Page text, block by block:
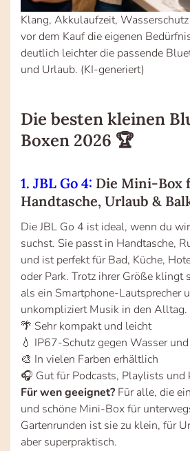
Klang, Akkulaufzeit,
vor dem Kauf die eigenen
deutlich leichter die passende
und Urlaub. (KI-generiert)
Die besten kleinen
Boxen 2026 🏆
1. JBL Go 4: Die Mini-Box
Handtasche, Urlaub &
Die JBL Go 4 ist ideal, wenn du
suchst. Sie passt in Handtasche,
und ist perfekt für Bad, Küche,
oder Park. Trotz ihrer Größe klingt
als ein Smartphone-Lautsprecher
unkompliziert Musik in den Alltag.
🌴 Sehr kompakt und leicht
💧 IP67-Schutz gegen Wasser
🎨 In vielen Farben erhältlich
🎧 Gut für Podcasts, Playlists und
Für wen geeignet? Für alle, die
und schöne Mini-Box für
Gartenrunden ist sie zu klein, für
aber superpraktisch.